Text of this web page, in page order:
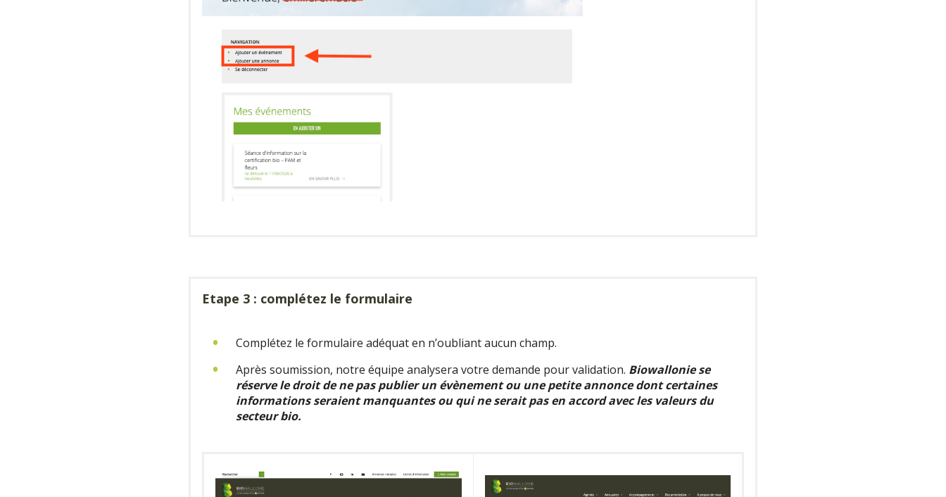
Etape 3 : complétez le formulaire
Complétez le formulaire adéquat en n’oubliant aucun champ.
Après soumission, notre équipe analysera votre demande pour validation. Biowallonie se
réserve le droit de ne pas publier un évènement ou une petite annonce dont certaines
informations seraient manquantes ou qui ne serait pas en accord avec les valeurs du
secteur bio.